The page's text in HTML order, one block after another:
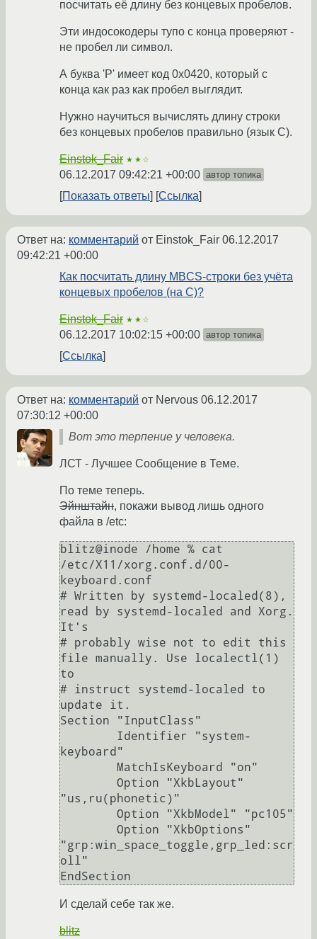
посчитать её длину без концевых пробелов.
Эти индосокодеры тупо с конца проверяют -
не пробел ли символ.
А буква 'Р' имеет код 0x0420, который с
конца как раз как пробел выглядит.
Нужно научиться вычислять длину строки
без концевых пробелов правильно (язык C).
Einstok_Fair ★★☆
06.12.2017 09:42:21 +00:00 автор топика
Показать ответы Ссылка
Ответ на: комментарий от Einstok_Fair 06.12.2017
09:42:21 +00:00
Как посчитать длину MBCS-строки без учёта
концевых пробелов (на C)?
Einstok_Fair ★★☆
06.12.2017 10:02:15 +00:00 автор топика
Ссылка
Ответ на: комментарий от Nervous 06.12.2017
07:30:12 +00:00
Вот это терпение у человека.
ЛСТ - Лучшее Сообщение в Теме.
По теме теперь.
Эйнштайн, покажи вывод лишь одного
файла в /etc:
blitz@inode /home % cat
/etc/X11/xorg.conf.d/00-
keyboard.conf
# Written by systemd-localed(8),
read by systemd-localed and Xorg.
It's
# probably wise not to edit this
file manually. Use localectl(1)
to
# instruct systemd-localed to
update it.
Section "InputClass"
keyboard"
"us,ru(phonetic)"
"grp:win_space_toggle,grp_led:scr
oll"
И сделай себе так же.
blitz